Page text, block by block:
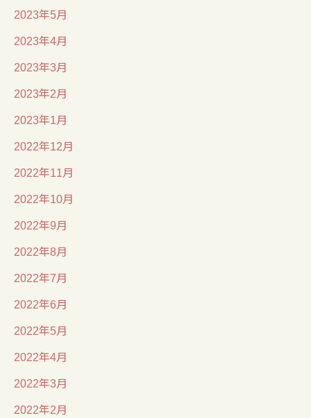
2023年5月
2023年4月
2023年3月
2023年2月
2023年1月
2022年12月
2022年11月
2022年10月
2022年9月
2022年8月
2022年7月
2022年6月
2022年5月
2022年4月
2022年3月
2022年2月